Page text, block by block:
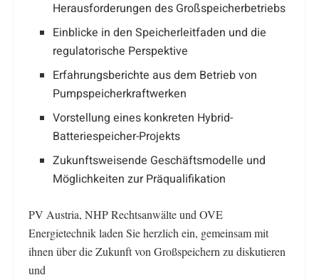
Herausforderungen des Großspeicherbetriebs
Einblicke in den Speicherleitfaden und die
regulatorische Perspektive
Erfahrungsberichte aus dem Betrieb von
Pumpspeicherkraftwerken
Vorstellung eines konkreten Hybrid-
Batteriespeicher-Projekts
Zukunftsweisende Geschäftsmodelle und
Möglichkeiten zur Präqualifikation
PV Austria, NHP Rechtsanwälte und OVE
Energietechnik laden Sie herzlich ein, gemeinsam mit
ihnen über die Zukunft von Großspeichern zu diskutieren
und